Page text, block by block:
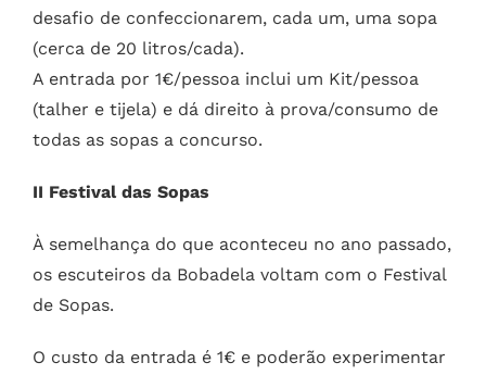
desafio de confeccionarem, cada um, uma sopa
(cerca de 20 litros/cada).
A entrada por 1€/pessoa inclui um Kit/pessoa
(talher e tijela) e dá direito à prova/consumo de
todas as sopas a concurso.
II Festival das Sopas
À semelhança do que aconteceu no ano passado,
os escuteiros da Bobadela voltam com o Festival
de Sopas.
O custo da entrada é 1€ e poderão experimentar